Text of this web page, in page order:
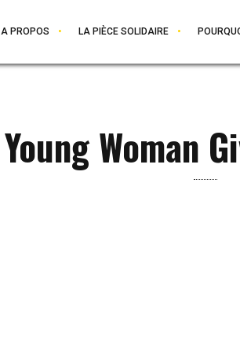
A PROPOS LA PIÈCE SOLIDAIRE
Young Woman